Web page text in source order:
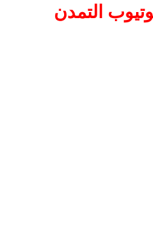
التمدن